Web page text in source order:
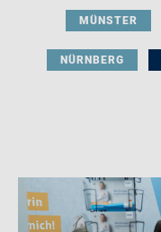
MÜNSTER
NÜRNBERG